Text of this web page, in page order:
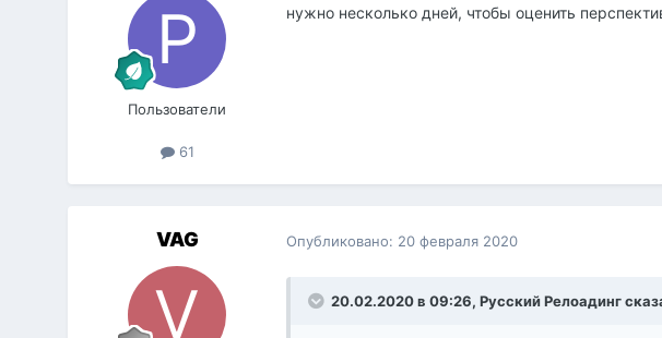
Пользователи
61
нужно несколько дней, чтобы оценить
VAG Опубликовано: 20 февраля 2020
20.02.2020 в 09:26,Русский Релоадинг